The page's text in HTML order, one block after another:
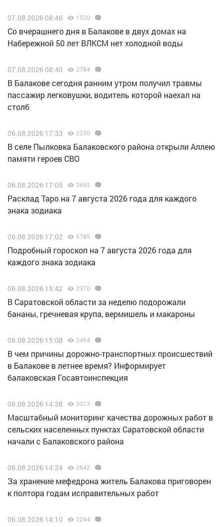
07.08.2026 08:46 1520
Со вчерашнего дня в Балакове в двух домах на
Набережной 50 лет ВЛКСМ нет холодной воды
07.08.2026 08:40 2784
В Балакове сегодня ранним утром получил травмы
пассажир легковушки, водитель которой наехал на
столб
06.08.2026 17:33 2230
В селе Пылковка Балаковского района открыли Аллею
памяти героев СВО
06.08.2026 17:05 2653
Расклад Таро на 7 августа 2026 года для каждого
знака зодиака
06.08.2026 17:02 6785
Подробный гороскоп на 7 августа 2026 года для
каждого знака зодиака
06.08.2026 15:42 2370
В Саратовской области за неделю подорожали
бананы, гречневая крупа, вермишель и макароны
06.08.2026 15:08 2454
В чем причины дорожно-транспортных происшествий
в Балакове в летнее время? Информирует
балаковская Госавтоинспекция
06.08.2026 14:38 3313
Масштабный мониторинг качества дорожных работ в
сельских населенных пунктах Саратовской области
начали с Балаковского района
06.08.2026 14:24 2642
За хранение мефедрона житель Балакова приговорен
к полтора годам исправительных работ
06.08.2026 14:10 2244